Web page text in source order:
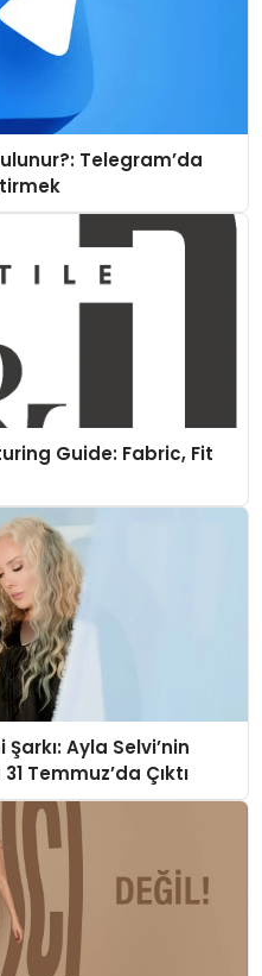
Telegram’da
Guide: Fabric, Fit
Ayla Selvi’nin
Temmuz’da Çıktı